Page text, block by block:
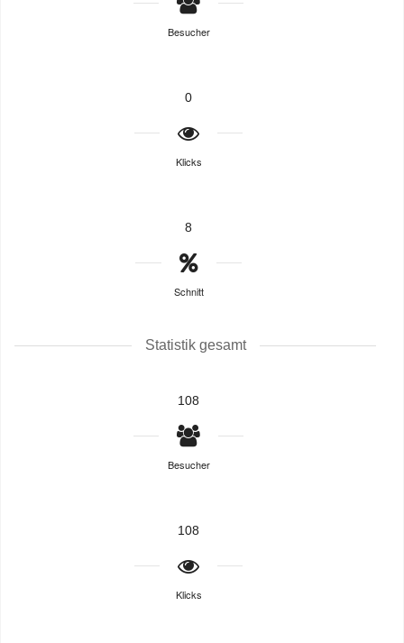
Besucher
0
Klicks
8
Schnitt
Statistik gesamt
108
Besucher
108
Klicks